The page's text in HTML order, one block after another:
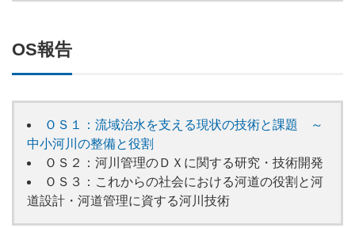
OS報告
ＯＳ１：流域治水を支える現状の技術と課題 ～
中小河川の整備と役割
ＯＳ２：河川管理のＤＸに関する研究・技術開発
ＯＳ３：これからの社会における河道の役割と河
道設計・河道管理に資する河川技術